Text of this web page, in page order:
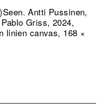
Antti Pussinen,
Griss, 2024,
linien canvas, 168 ×